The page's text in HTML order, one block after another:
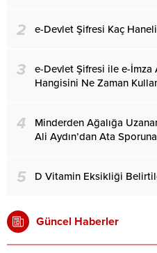
2 e-Devlet Şifresi Kaç
3
e-Devlet Şifresi ile e-İmza
Hangisini Ne Zaman
4
Minderden Ağalığa
Ali Aydın’dan Ata
5 D Vitamin Eksikliği
Güncel Haberler